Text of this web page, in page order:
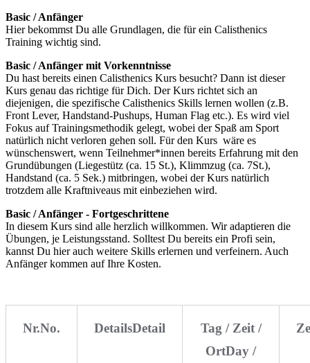
Basic / Anfänger
Hier bekommst Du alle Grundlagen, die für ein Calisthenics
Training wichtig sind.
Basic / Anfänger mit Vorkenntnisse
Du hast bereits einen Calisthenics Kurs besucht? Dann ist dieser
Kurs genau das richtige für Dich. Der Kurs richtet sich an
diejenigen, die spezifische Calisthenics Skills lernen wollen (z.B.
Front Lever, Handstand-Pushups, Human Flag etc.). Es wird viel
Fokus auf Trainingsmethodik gelegt, wobei der Spaß am Sport
natürlich nicht verloren gehen soll. Für den Kurs wäre es
wünschenswert, wenn Teilnehmer*innen bereits Erfahrung mit den
Grundübungen (Liegestütz (ca. 15 St.), Klimmzug (ca. 7St.),
Handstand (ca. 5 Sek.) mitbringen, wobei der Kurs natürlich
trotzdem alle Kraftniveaus mit einbeziehen wird.
Basic / Anfänger - Fortgeschrittene
In diesem Kurs sind alle herzlich willkommen. Wir adaptieren die
Übungen, je Leistungsstand. Solltest Du bereits ein Profi sein,
kannst Du hier auch weitere Skills erlernen und verfeinern. Auch
Anfänger kommen auf Ihre Kosten.
Nr.No. DetailsDetail
Tag / Zeit /
OrtDay /